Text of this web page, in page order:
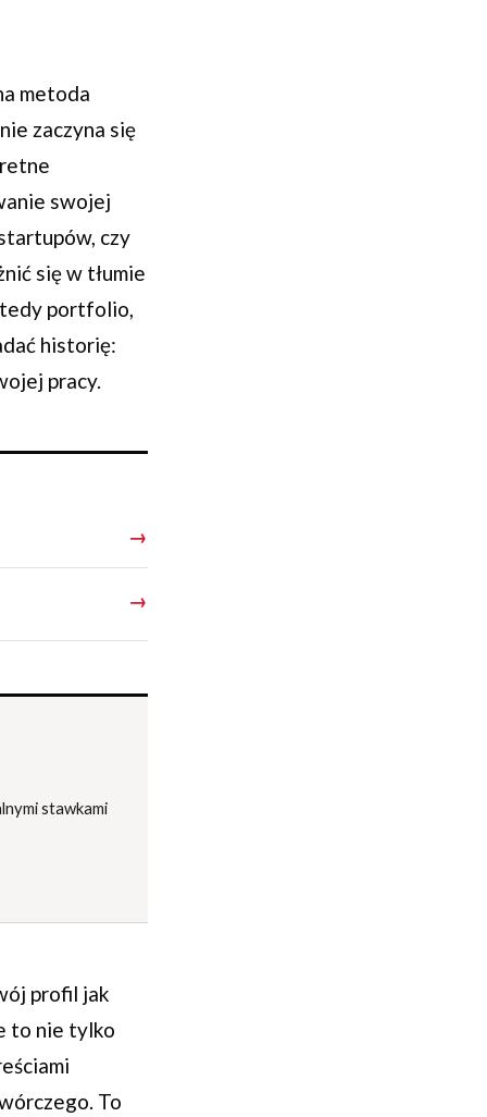
metoda
zaczyna się
swojej
czy
się w tłumie
portfolio,
historię:
pracy.
→
→
stawkami
profil jak
to nie tylko
To